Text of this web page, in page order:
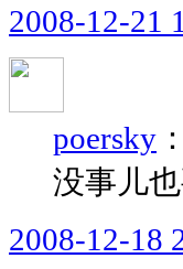
2008-12-21
poersky ：
没事儿
2008-12-18